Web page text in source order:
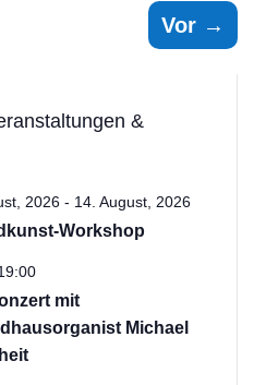
Vor→
&
2026- 14. August, 2026
Workshop
mit
Michael